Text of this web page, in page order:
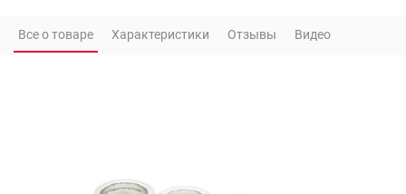
Все о товаре Характеристики Отзывы Видео